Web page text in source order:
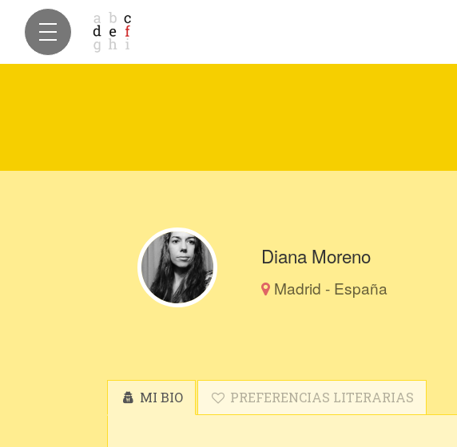
Diana Moreno
Madrid - España
MI BIO PREFERENCIAS LITERARIAS